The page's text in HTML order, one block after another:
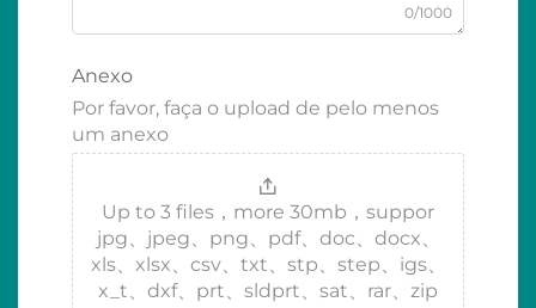
0/1000
Anexo
Por favor, faça o upload de pelo menos
um anexo
Up to 3 files，more 30mb，suppor
jpg、jpeg、png、pdf、doc、docx、
xls、xlsx、csv、txt、stp、step、igs、
x_t、dxf、prt、sldprt、sat、rar、zip